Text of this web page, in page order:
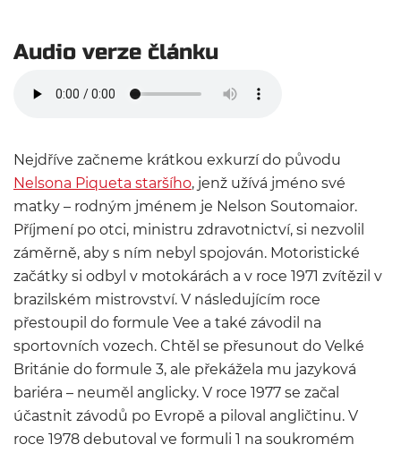
Audio verze článku
Nejdříve začneme krátkou exkurzí do původu
Nelsona Piqueta staršího, jenž užívá jméno své
matky – rodným jménem je Nelson Soutomaior.
Příjmení po otci, ministru zdravotnictví, si nezvolil
záměrně, aby s ním nebyl spojován. Motoristické
začátky si odbyl v motokárách a v roce 1971 zvítězil v
brazilském mistrovství. V následujícím roce
přestoupil do formule Vee a také závodil na
sportovních vozech. Chtěl se přesunout do Velké
Británie do formule 3, ale překážela mu jazyková
bariéra – neuměl anglicky. V roce 1977 se začal
účastnit závodů po Evropě a piloval angličtinu. V
roce 1978 debutoval ve formuli 1 na soukromém